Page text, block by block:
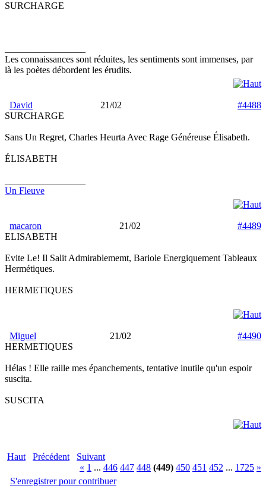
SURCHARGE
Les connaissances sont réduites, les sentiments sont immenses, par
là les poètes débordent les érudits.
David 21/02
#4488
SURCHARGE
Sans Un Regret, Charles Heurta Avec Rage Généreuse Élisabeth.
ÉLISABETH
Un Fleuve
macaron 21/02
#4489
ELISABETH
Evite Le! Il Salit Admirablememt, Bariole Energiquement Tableaux
Hermétiques.
HERMETIQUES
Miguel 21/02
#4490
HERMETIQUES
Hélas ! Elle raille mes épanchements, tentative inutile qu'un espoir
suscita.
SUSCITA
Haut Précédent
Suivant
« 1 ... 446 447 448 (449) 450 451 452 ... 1725 »
S'enregistrer pour contribuer